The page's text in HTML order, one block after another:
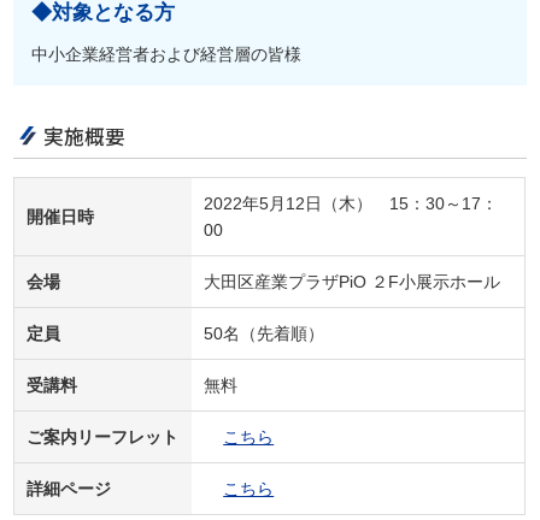
◆対象となる方
中小企業経営者および経営層の皆様
実施概要
開催日時
2022年5月12日（木） 15：30～17：
00
会場 大田区産業プラザPiO ２F小展示ホール
定員 50名（先着順）
受講料 無料
ご案内リーフレット こちら
詳細ページ こちら